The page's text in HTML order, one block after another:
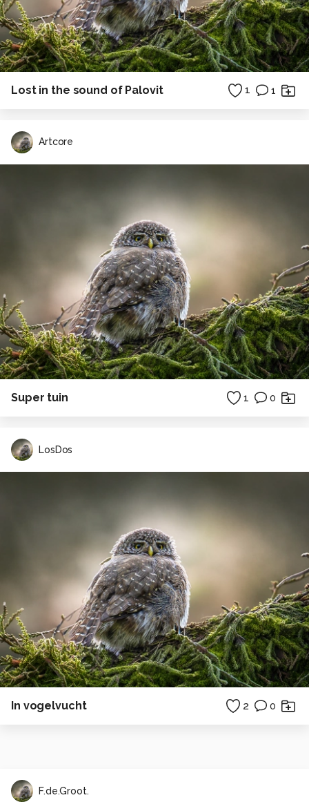
Lost in the sound of Palovit 1 1
Artcore
Super tuin 1 0
LosDos
In vogelvucht 2 0
F.de.Groot.